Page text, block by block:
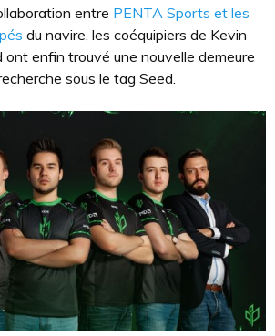
entre PENTA Sports et les
du navire, les coéquipiers de Kevin
enfin trouvé une nouvelle demeure
sous le tag Seed.